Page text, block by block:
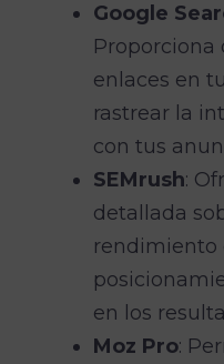
Google
Proporciona
enlaces en
rastrear la
con tus
SEMrush:
detallada
rendimiento
en los
Moz Pro: